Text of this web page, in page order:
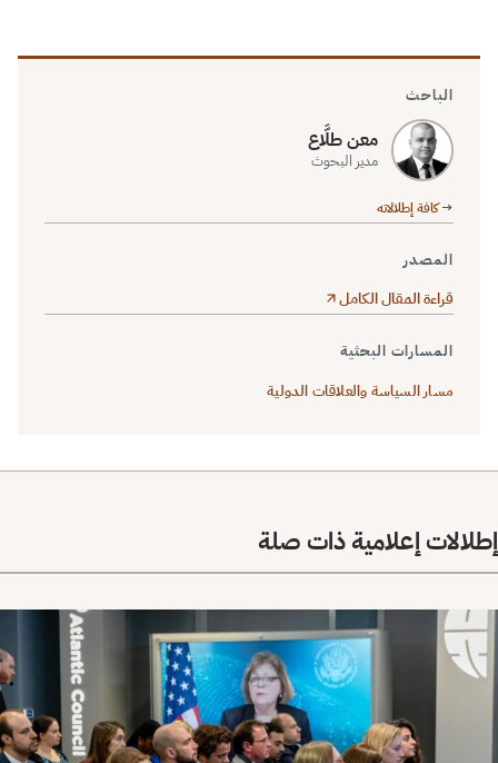
الباحث
معن طلَّاع
مدير البحوث
→ كافة إطلالاته
المصدر
قراءة المقال الكامل
المسارات البحثية
مسار السياسة والعلاقات الدولية
إطلالات إعلامية ذات صلة